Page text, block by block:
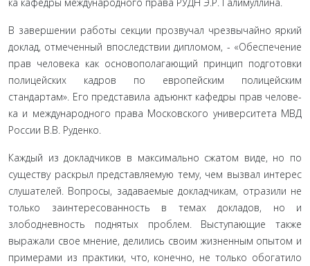
В завершении работы секции прозвучал чрезвычайно яркий
доклад, отмеченный впоследствии дипломом, - «Обе­спечение
прав человека как основополагающий принцип под­готовки
полицейских кадров по европейским полицейским
стандартам». Его представила адъюнкт кафедры прав челове­
ка и международного права Московского университета МВД
России В.В. Руденко.
Каждый из докладчиков в максимально сжатом виде, но по
существу раскрыл представляемую тему, чем вызвал интерес
слу­шателей. Вопросы, задаваемые докладчикам, отразили не
только заинтересованность в темах докладов, но и
злободневность под­нятых проблем. Выступающие также
выражали свое мнение, делились своим жизненным опытом и
примерами из практики, что, конечно, не только обогатило